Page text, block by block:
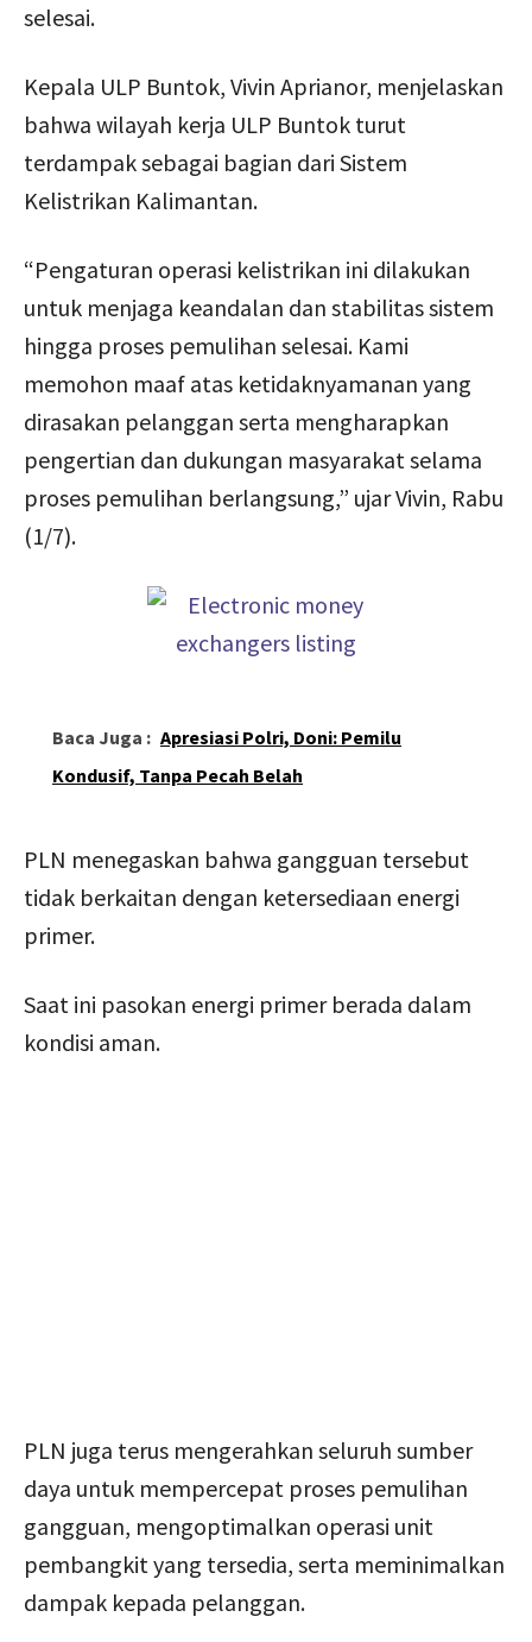
selesai.
Kepala ULP Buntok, Vivin Aprianor, menjelaskan
bahwa wilayah kerja ULP Buntok turut
terdampak sebagai bagian dari Sistem
Kelistrikan Kalimantan.
“Pengaturan operasi kelistrikan ini dilakukan
untuk menjaga keandalan dan stabilitas sistem
hingga proses pemulihan selesai. Kami
memohon maaf atas ketidaknyamanan yang
dirasakan pelanggan serta mengharapkan
pengertian dan dukungan masyarakat selama
proses pemulihan berlangsung,” ujar Vivin, Rabu
(1/7).
Baca Juga : Apresiasi Polri, Doni: Pemilu
Kondusif, Tanpa Pecah Belah
PLN menegaskan bahwa gangguan tersebut
tidak berkaitan dengan ketersediaan energi
primer.
Saat ini pasokan energi primer berada dalam
kondisi aman.
PLN juga terus mengerahkan seluruh sumber
daya untuk mempercepat proses pemulihan
gangguan, mengoptimalkan operasi unit
pembangkit yang tersedia, serta meminimalkan
dampak kepada pelanggan.